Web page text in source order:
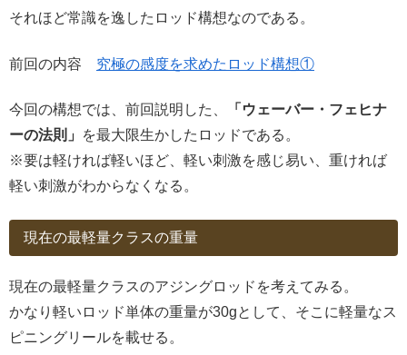
それほど常識を逸したロッド構想なのである。
前回の内容 究極の感度を求めたロッド構想①
今回の構想では、前回説明した、
「ウェーバー・フェヒナ
ーの法則」
を最大限生かしたロッドである。
※要は軽ければ軽いほど、軽い刺激を感じ易い、重ければ
軽い刺激がわからなくなる。
現在の最軽量クラスの重量
現在の最軽量クラスのアジングロッドを考えてみる。
かなり軽いロッド単体の重量が30gとして、そこに軽量なス
ピニングリールを載せる。